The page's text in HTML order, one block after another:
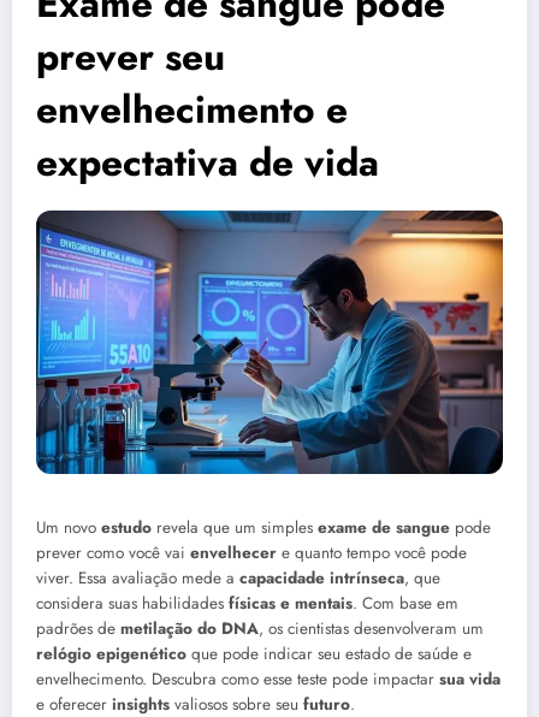
prever seu
envelhecimento e
expectativa de vida
Um novo estudo revela que um simples exame de sangue pode
prever como você vai envelhecer e quanto tempo você pode
viver. Essa avaliação mede a capacidade intrínseca, que
considera suas habilidades físicas e mentais. Com base em
padrões de metilação do DNA, os cientistas desenvolveram um
relógio epigenético que pode indicar seu estado de saúde e
envelhecimento. Descubra como esse teste pode impactar sua vida
e oferecer insights valiosos sobre seu futuro.